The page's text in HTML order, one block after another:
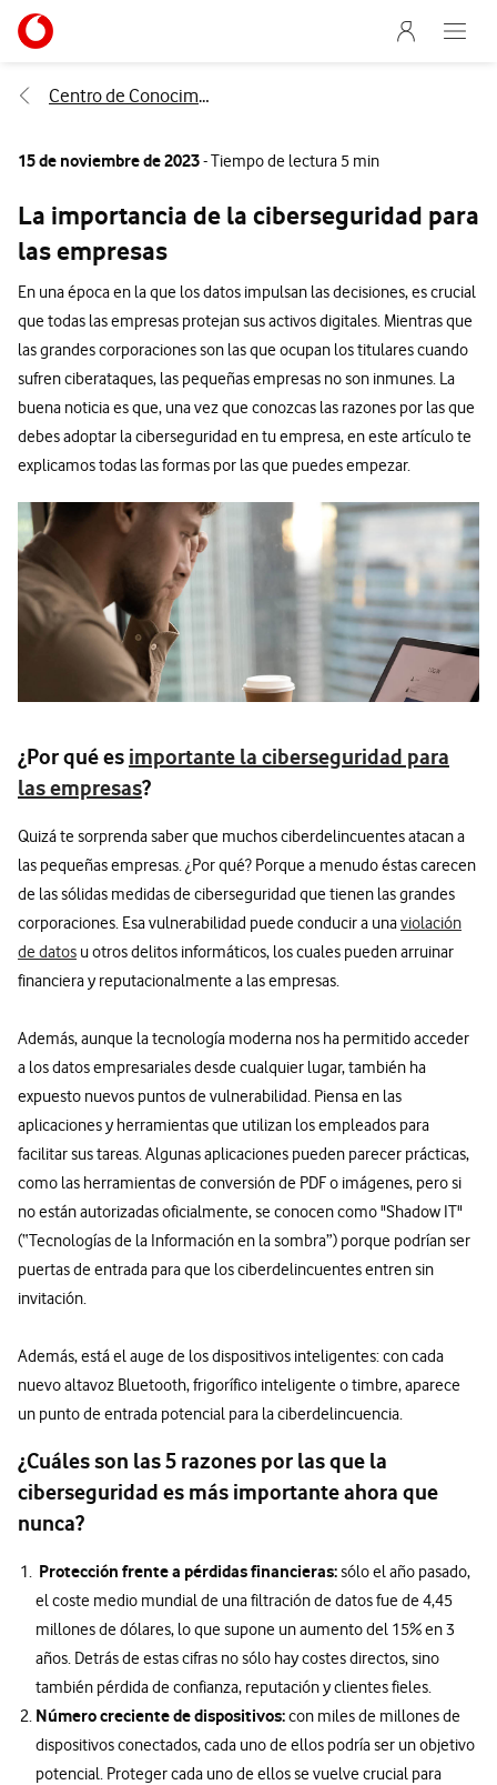
Ir a la pagina principal de vodafone.es
Menu
Abre
Centro de Conocimiento
15 de noviembre de 2023- Tiempo de lectura 5 min
La importancia de la ciberseguridad para
las empresas
En una época en la que los datos impulsan las decisiones, es crucial
que todas las empresas protejan sus activos digitales. Mientras que
las grandes corporaciones son las que ocupan los titulares cuando
sufren ciberataques, las pequeñas empresas no son inmunes. La
buena noticia es que, una vez que conozcas las razones por las que
debes adoptar la ciberseguridad en tu empresa, en este artículo te
explicamos todas las formas por las que puedes empezar.
¿Por qué es importante la ciberseguridad para
las empresas?
Quizá te sorprenda saber que muchos ciberdelincuentes atacan a
las pequeñas empresas. ¿Por qué? Porque a menudo éstas carecen
de las sólidas medidas de ciberseguridad que tienen las grandes
corporaciones. Esa vulnerabilidad puede conducir a unaviolación
de datos u otros delitos informáticos, los cuales pueden arruinar
financiera y reputacionalmente a las empresas.
Además, aunque la tecnología moderna nos ha permitido acceder
a los datos empresariales desde cualquier lugar, también ha
expuesto nuevos puntos de vulnerabilidad. Piensa en las
aplicaciones y herramientas que utilizan los empleados para
facilitar sus tareas. Algunas aplicaciones pueden parecer prácticas,
como las herramientas de conversión de PDF o imágenes, pero si
no están autorizadas oficialmente, se conocen como "Shadow IT"
(“Tecnologías de la Información en la sombra”) porque podrían ser
puertas de entrada para que los ciberdelincuentes entren sin
invitación.
Además, está el auge de los dispositivos inteligentes: con cada
nuevo altavoz Bluetooth, frigorífico inteligente o timbre, aparece
un punto de entrada potencial para la ciberdelincuencia.
¿Cuáles son las 5 razones por las que la
ciberseguridad es más importante ahora que
nunca?
Protección frente a pérdidas financieras:sólo el año pasado,
el coste medio mundial de una filtración de datos fue de 4,45
millones de dólares, lo que supone un aumento del 15% en 3
años. Detrás de estas cifras no sólo hay costes directos, sino
también pérdida de confianza, reputación y clientes fieles.
Número creciente de dispositivos:con miles de millones de
dispositivos conectados, cada uno de ellos podría ser un objetivo
potencial. Proteger cada uno de ellos se vuelve crucial para